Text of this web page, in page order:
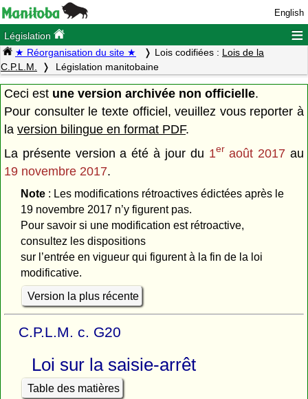
English
Législation ≡
★ Réorganisation du site ★ Lois codifiées : Lois de la
C.P.L.M.
Législation manitobaine
Ceci est une version archivée non officielle.
Pour consulter le texte officiel, veuillez vous reporter à
la version bilingue en format PDF.
La présente version a été à jour du 1er août 2017 au
19 novembre 2017.
Note: Les modifications rétroactives édictées après le
19 novembre 2017 n’y figurent pas.
Pour savoir si une modification est rétroactive,
consultez les dispositions
sur l’entrée en vigueur qui figurent à la fin de la loi
modificative.
Version la plus récente
C.P.L.M. c. G20
Loi sur la saisie-arrêt
Table des matières